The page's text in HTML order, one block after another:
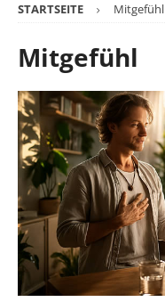
STARTSEITE Mitgefühl
Mitgefühl